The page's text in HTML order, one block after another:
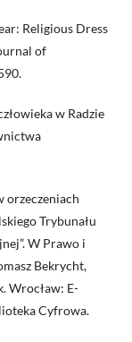
Religious Dress
of
w Radzie
orzeczeniach
Trybunału
W Prawo i
Bekrycht,
Wrocław: E-
Cyfrowa.